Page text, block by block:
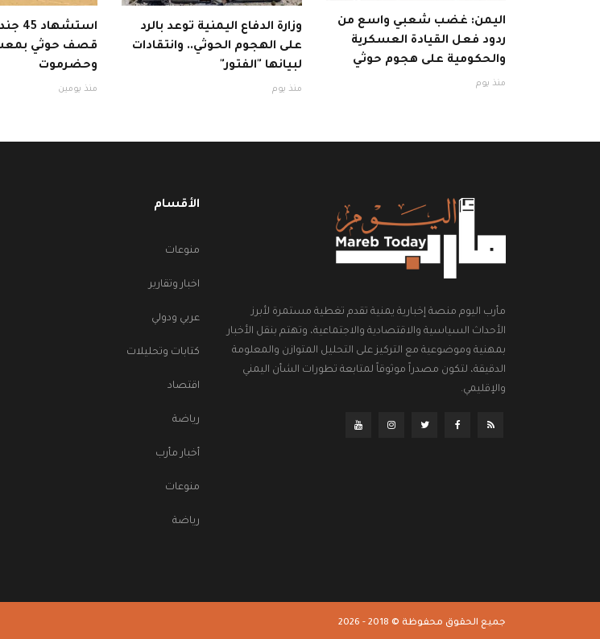
اليمن: غضب شعبي واسع من
ردود فعل القيادة العسكرية
والحكومية على هجوم حوثي
منذ يوم
وزارة الدفاع اليمنية توعد بالرد
على الهجوم الحوثي.. وانتقادات
لبيانها "الفتور"
منذ يوم
قصف حوثي
وحضرموت
منذ يومين
مأرب اليوم منصة إخبارية يمنية تقدم تغطية مستمرة لأبرز
الأحداث السياسية والاقتصادية والاجتماعية، وتهتم بنقل الأخبار
بمهنية وموضوعية مع التركيز على التحليل المتوازن والمعلومة
الدقيقة، لتكون مصدراً موثوقاً لمتابعة تطورات الشأن اليمني
والإقليمي.
الأقسام
منوعات
اخبار وتقارير
عربي ودولي
كتابات وتحليلات
اقتصاد
رياضة
أخبار مأرب
منوعات
رياضة
جميع الحقوق محفوظة © 2018 - 2026